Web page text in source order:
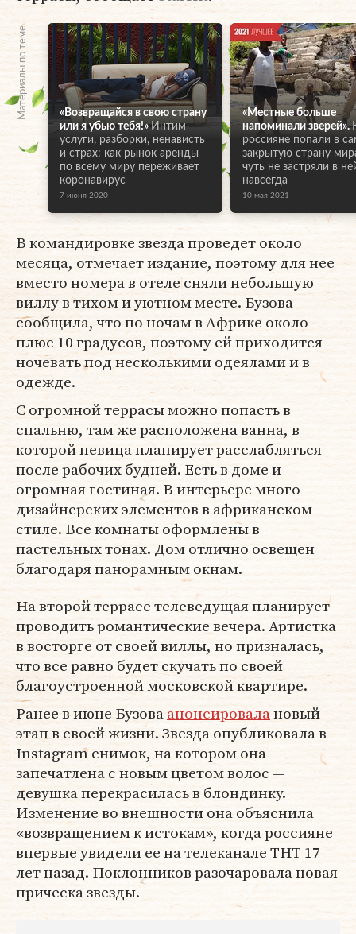
Материалы по теме
«Возвращайся в свою страну
или я убью тебя!» Интим-
услуги, разборки, ненависть
и страх: как рынок аренды
по всему миру переживает
коронавирус
7 июня 2020
«Местные больше
напоминали зверей».
россияне попали в
закрытую страну
чуть не застряли в
навсегда
10 мая 2021
В командировке звезда проведет около
месяца, отмечает издание, поэтому для нее
вместо номера в отеле сняли небольшую
виллу в тихом и уютном месте. Бузова
сообщила, что по ночам в Африке около
плюс 10 градусов, поэтому ей приходится
ночевать под несколькими одеялами и в
одежде.
С огромной террасы можно попасть в
спальню, там же расположена ванна, в
которой певица планирует расслабляться
после рабочих будней. Есть в доме и
огромная гостиная. В интерьере много
дизайнерских элементов в африканском
стиле. Все комнаты оформлены в
пастельных тонах. Дом отлично освещен
благодаря панорамным окнам.
На второй террасе телеведущая планирует
проводить романтические вечера. Артистка
в восторге от своей виллы, но призналась,
что все равно будет скучать по своей
благоустроенной московской квартире.
Ранее в июне Бузоваанонсировалановый
этап в своей жизни. Звезда опубликовала в
Instagram снимок, на котором она
запечатлена с новым цветом волос —
девушка перекрасилась в блондинку.
Изменение во внешности она объяснила
«возвращением к истокам», когда россияне
впервые увидели ее на телеканале ТНТ 17
лет назад. Поклонников разочаровала новая
прическа звезды.